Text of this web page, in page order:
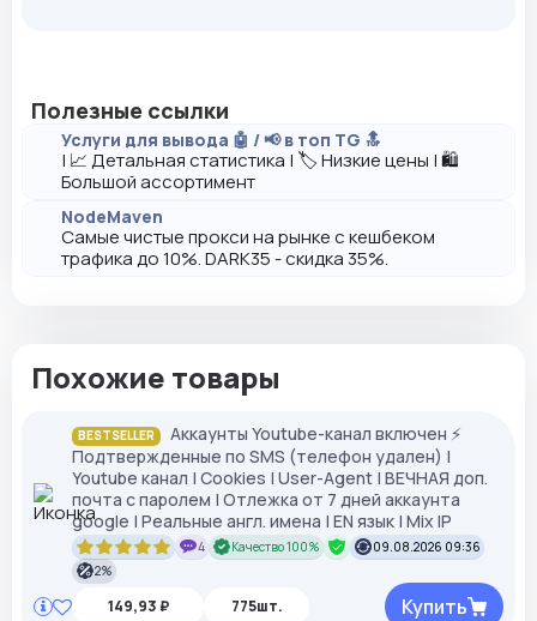
Полезные ссылки
Услуги для вывода 🤖 / 📢 в топ TG 🔝
| 📈 Детальная статистика | 🏷️ Низкие цены | 🛍️
Большой ассортимент
NodeMaven
Самые чистые прокси на рынке с кешбеком
трафика до 10%. DARK35 - скидка 35%.
Похожие товары
BESTSELLER
Аккаунты Youtube-канал включен ⚡️
Подтвержденные по SMS (телефон удален) |
Youtube канал | Cookies | User-Agent | ВЕЧНАЯ доп.
почта с паролем | Отлежка от 7 дней аккаунта
google | Реальные англ. имена | EN язык | Mix IP
4 Качество 100%
09.08.2026 09:36
2%
149,93 ₽ 775шт. Купить